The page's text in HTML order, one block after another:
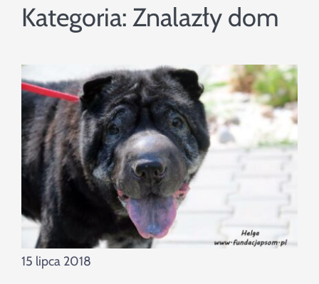
Kategoria: Znalazły dom
15 lipca 2018